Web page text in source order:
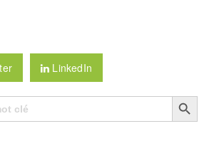
LinkedIn
Search Button